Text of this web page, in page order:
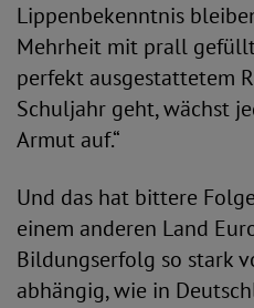
Lippenbekenntnis
Mehrheit mit prall
perfekt ausgestattetem
Schuljahr geht, wächst
Armut auf.“
Und das hat bittere
einem anderen Land
Bildungserfolg so stark
abhängig, wie in